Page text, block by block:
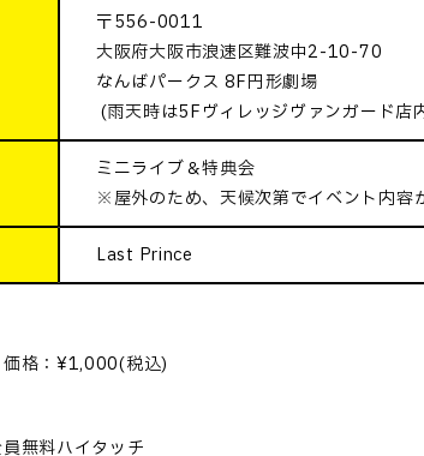
〒556-0011
大阪府大阪市浪速区難波中2-10-70
なんばパークス 8F円形劇場
(雨天時は5Fヴィレッジヴァンガード店
ミニライブ＆特典会
※屋外のため、天候次第でイベント内容
Last Prince
格：¥1,000(税込)
無料ハイタッチ